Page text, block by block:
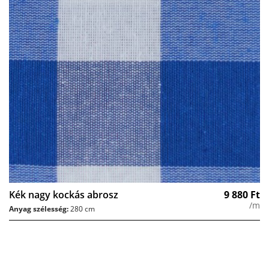
Kék nagy kockás abrosz 9 880 Ft
/m
Anyag szélesség:280 cm